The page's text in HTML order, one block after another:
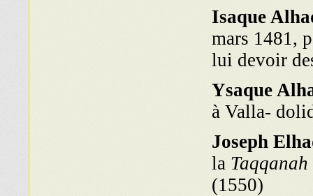
Isaque
mars 1481,
lui devoir
Ysaque
à Valla-
Joseph
la
(1550)